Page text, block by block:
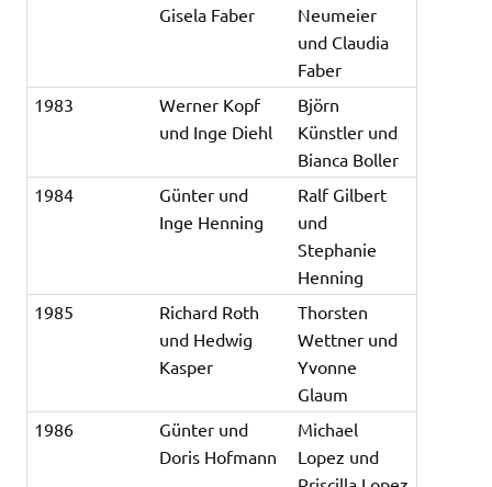
Gisela Faber
Neumeier
und Claudia
Faber
1983
Werner Kopf
und Inge Diehl
Björn
Künstler und
Bianca Boller
1984
Günter und
Inge Henning
Ralf Gilbert
und
Stephanie
Henning
1985
Richard Roth
und Hedwig
Kasper
Thorsten
Wettner und
Yvonne
Glaum
1986
Günter und
Doris Hofmann
Michael
Lopez und